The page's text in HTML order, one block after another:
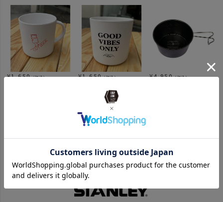
¥1,650（税込） ¥1,650（税込） ¥4,950（税込）
関連カテゴリ
UNBY SELECT STANLEY - スタンレー
BRAND UNBY SELECT STANLEY - スタンレー
news 父の日24
ブランド商品一覧